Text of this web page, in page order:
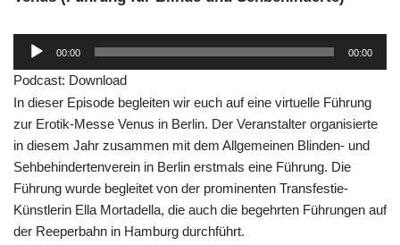
d
i
o
-
P
l
a
y
00:00 00:00
Podcast: Download
In dieser Episode begleiten wir euch auf eine virtuelle Führung
zur Erotik-Messe Venus in Berlin. Der Veranstalter organisierte
in diesem Jahr zusammen mit dem Allgemeinen Blinden- und
Sehbehindertenverein in Berlin erstmals eine Führung. Die
Führung wurde begleitet von der prominenten Transfestie-
Künstlerin Ella Mortadella, die auch die begehrten Führungen auf
der Reeperbahn in Hamburg durchführt.